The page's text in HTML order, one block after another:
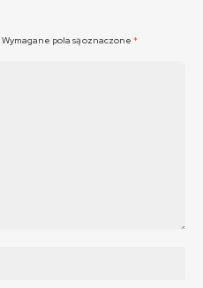
Wymagane pola są oznaczone *